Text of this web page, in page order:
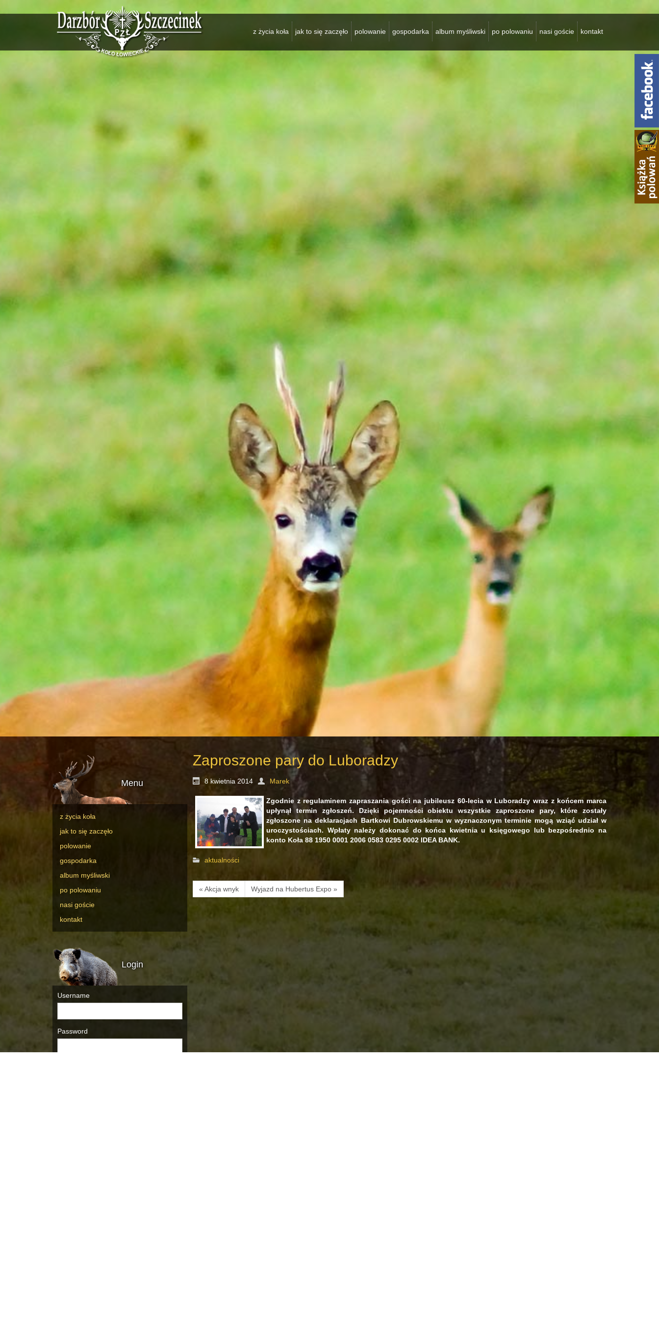
z życia koła jak to się zaczęło polowanie gospodarka album myśliwski po polowaniu nasi goście kontakt
Menu
z życia koła
jak to się zaczęło
polowanie
gospodarka
album myśliwski
po polowaniu
nasi goście
kontakt
Login
Username
Password
Zaproszone pary do Luboradzy
8 kwietnia 2014 Marek
Zgodnie z regulaminem zapraszania gości na jubileusz 60-lecia w Luboradzy wraz z końcem marca
upłynął termin zgłoszeń. Dzięki pojemności obiektu wszystkie zaproszone pary, które zostały
zgłoszone na deklaracjach Bartkowi Dubrowskiemu w wyznaczonym terminie mogą wziąć udział w
uroczystościach. Wpłaty należy dokonać do końca kwietnia u księgowego lub bezpośrednio na
konto Koła 88 1950 0001 2006 0583 0295 0002 IDEA BANK.
aktualności
« Akcja wnyk Wyjazd na Hubertus Expo »